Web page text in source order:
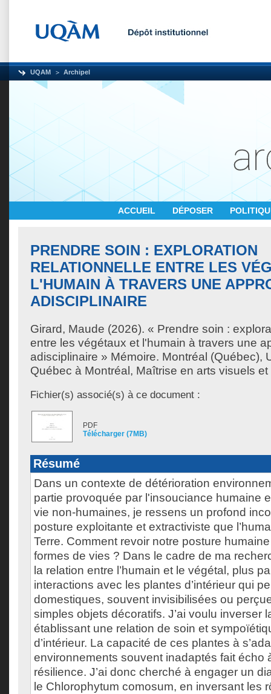
UQAM Archipel
ACCUEIL DÉPOSER
PRENDRE SOIN : EXPLORATION
RELATIONNELLE ENTRE LES
L'HUMAIN À TRAVERS UNE
ADISCIPLINAIRE
Girard, Maude (2026). « Prendre soin :
entre les végétaux et l'humain à travers une
adisciplinaire » Mémoire. Montréal (Québec),
Québec à Montréal, Maîtrise en arts visuels
Fichier(s) associé(s) à ce document :
PDF
Télécharger (7MB)
Résumé
Dans un contexte de détérioration
partie provoquée par l'insouciance humaine
vie non-humaines, je ressens un profond
posture exploitante et extractiviste que
Terre. Comment revoir notre posture
formes de vies ? Dans le cadre de ma
la relation entre l’humain et le végétal, plus
interactions avec les plantes d’intérieur qui
domestiques, souvent invisibilisées ou
simples objets décoratifs. J’ai voulu inverser
établissant une relation de soin et
d’intérieur. La capacité de ces plantes à
environnements souvent inadaptés fait écho
résilience. J’ai donc cherché à engager un
le Chlorophytum comosum, en inversant les